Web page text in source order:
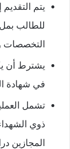
يتم
للطالب
التخصصات
يشترط أن
في شهادة
تشمل
ذوي
المجازين